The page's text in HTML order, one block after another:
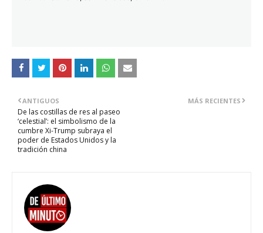
MÁS RECIENTES
ANTIGUOS
De las costillas de res al paseo
‘celestial’: el simbolismo de la
cumbre Xi-Trump subraya el
poder de Estados Unidos y la
tradición china